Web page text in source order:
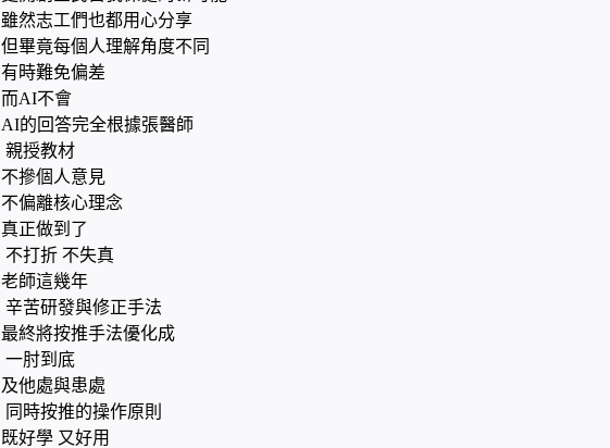
雖然志工們也都用心分享
但畢竟每個人理解角度不同
有時難免偏差
而AI不會
AI的回答完全根據張醫師
親授教材
不摻個人意見
不偏離核心理念
真正做到了
不打折 不失真
老師這幾年
辛苦研發與修正手法
最終將按推手法優化成
一肘到底
及他處與患處
同時按推的操作原則
既好學 又好用